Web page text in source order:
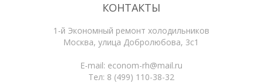
КОНТАКТЫ
1-й Экономный ремонт холодильников
Москва, улица Добролюбова, 3с1
E-mail: econom-rh@mail.ru
Тел: 8 (499) 110-38-32